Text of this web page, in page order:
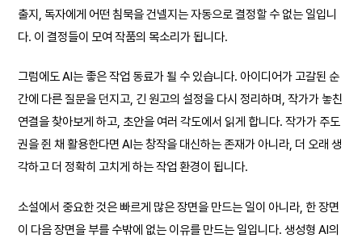
출지, 독자에게 어떤 침묵을 건넬지는 자동으로 결정할 수 없는 일입니
다. 이 결정들이 모여 작품의 목소리가 됩니다.
그럼에도 AI는 좋은 작업 동료가 될 수 있습니다. 아이디어가 고갈된 순
간에 다른 질문을 던지고, 긴 원고의 설정을 다시 정리하며, 작가가 놓친
연결을 찾아보게 하고, 초안을 여러 각도에서 읽게 합니다. 작가가 주도
권을 쥔 채 활용한다면 AI는 창작을 대신하는 존재가 아니라, 더 오래 생
각하고 더 정확히 고치게 하는 작업 환경이 됩니다.
소설에서 중요한 것은 빠르게 많은 장면을 만드는 일이 아니라, 한 장면
이 다음 장면을 부를 수밖에 없는 이유를 만드는 일입니다. 생성형 AI의